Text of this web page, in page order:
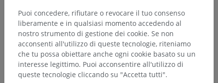
SCARICA L'APP
Puoi concedere, rifiutare o revocare il tuo consenso
liberamente e in qualsiasi momento accedendo al
nostro strumento di gestione dei cookie. Se non
acconsenti all'utilizzo di queste tecnologie, riteniamo
che tu possa obiettare anche ogni cookie basato su un
interesse legittimo. Puoi acconsentire all'utilizzo di
queste tecnologie cliccando su "Accetta tutti".